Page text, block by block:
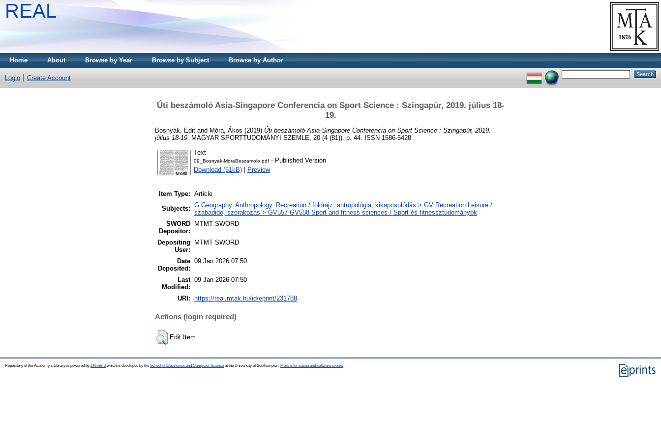
REAL
Home About Browse by Year Browse by Subject Browse by Author
Login Create Account
Úti beszámoló Asia-Singapore Conferencia on Sport Science : Szingapúr, 2019. július 18-
19.
Bosnyák, Edit and Móra, Ákos (2019) Úti beszámoló Asia-Singapore Conferencia on Sport Science : Szingapúr, 2019.
július 18-19. MAGYAR SPORTTUDOMÁNYI SZEMLE, 20 (4 (81)). p. 44. ISSN 1586-5428
Text
09_Bosnyak-MoraBeszamolo.pdf - Published Version
Download (51kB)
Preview
Item Type: Article
Subjects: G Geography. Anthropology. Recreation / földrajz, antropológia, kikapcsolódás > GV Recreation Leisure /
szabadidő, szórakozás > GV557-GV558 Sport and fitness sciences / Sport és fitnessztudományok
SWORD
Depositor:
MTMT SWORD
Depositing
User:
MTMT SWORD
Date
Deposited:
09 Jan 2026 07:50
Last
Modified:
09 Jan 2026 07:50
URI: https://real.mtak.hu/id/eprint/231788
Actions (login required)
Edit Item
Repository of the Academy's Library is powered by EPrints 3which is developed by the School of Electronics and Computer Science at the University of Southampton. More information and software credits